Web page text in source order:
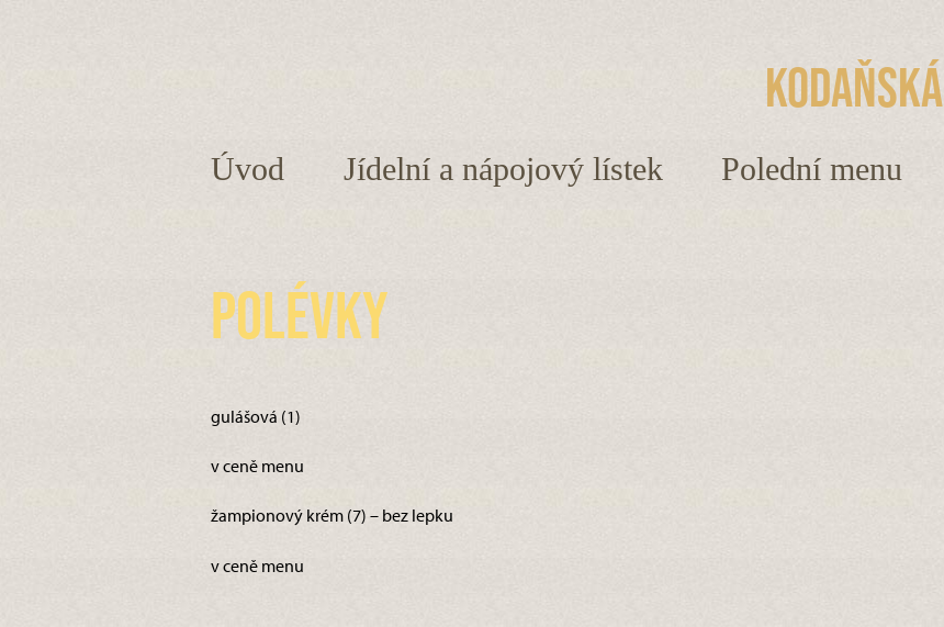
Kodaňská
Úvod Jídelní a nápojový lístek Polední menu
Polévky
gulášová (1)
v ceně menu
žampionový krém (7) – bez lepku
v ceně menu